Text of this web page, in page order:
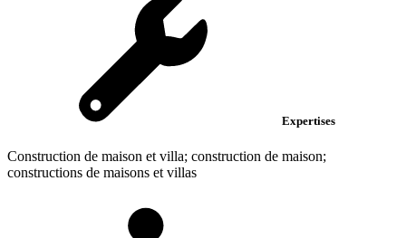
Expertises
Construction de maison et villa; construction de maison;
constructions de maisons et villas